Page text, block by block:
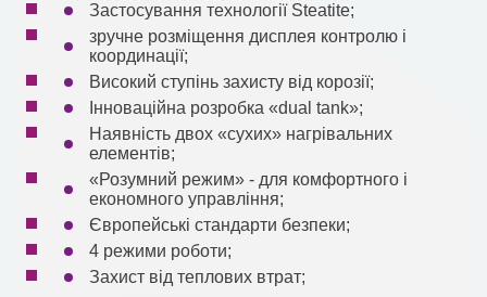
Застосування технології Steatite;
зручне розміщення дисплея контролю і
координації;
Високий ступінь захисту від корозії;
Інноваційна розробка «dual tank»;
Наявність двох «сухих» нагрівальних
елементів;
«Розумний режим» - для комфортного і
економного управління;
Європейські стандарти безпеки;
4 режими роботи;
Захист від теплових втрат;